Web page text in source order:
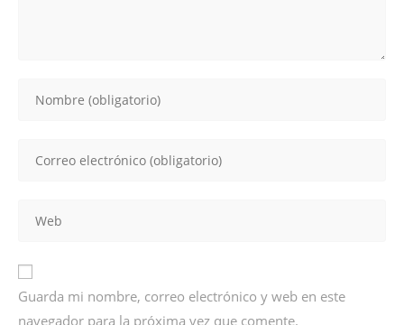
Guarda mi nombre, correo electrónico y web en este
navegador para la próxima vez que comente.